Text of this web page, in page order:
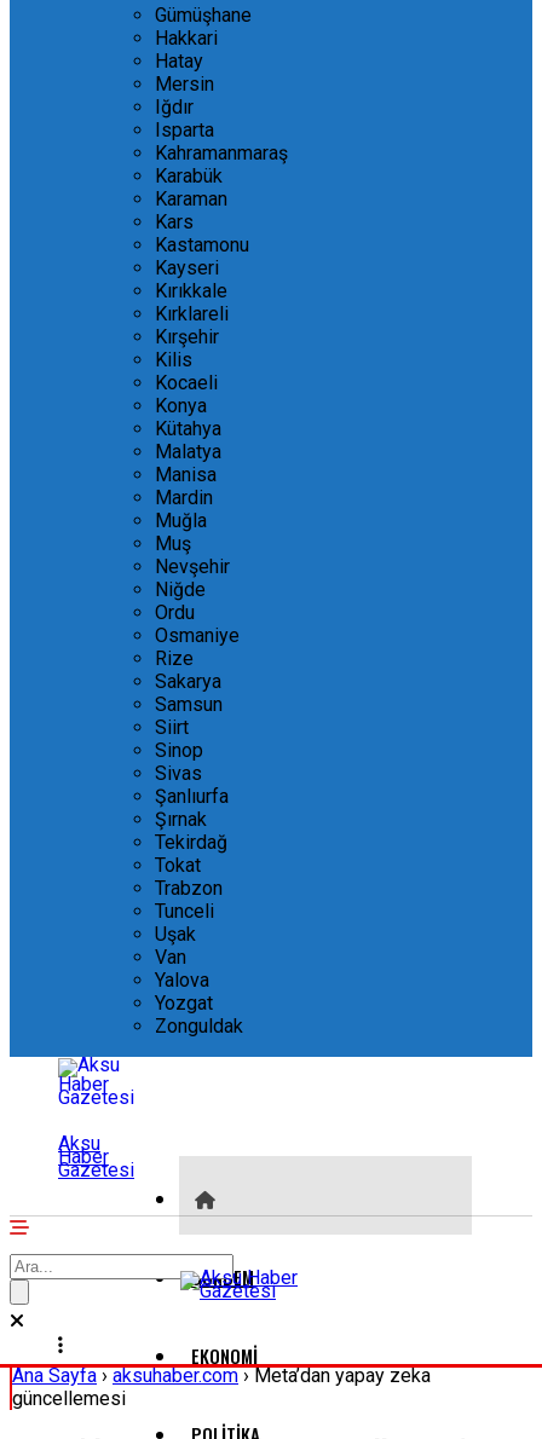
Gümüşhane
Hakkari
Hatay
Mersin
Iğdır
Isparta
Kahramanmaraş
Karabük
Karaman
Kars
Kastamonu
Kayseri
Kırıkkale
Kırklareli
Kırşehir
Kilis
Kocaeli
Konya
Kütahya
Malatya
Manisa
Mardin
Muğla
Muş
Nevşehir
Niğde
Ordu
Osmaniye
Rize
Sakarya
Samsun
Siirt
Sinop
Sivas
Şanlıurfa
Şırnak
Tekirdağ
Tokat
Trabzon
Tunceli
Uşak
Van
Yalova
Yozgat
Zonguldak
Aksu
Haber
Gazetesi
GÜNDEM
EKONOMI
Ana Sayfa›aksuhaber.com›Meta’dan yapay zeka
güncellemesi